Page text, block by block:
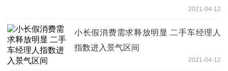
2021-04-12
小长假消费需求释放明显 二手车经理人
指数进入景气区间
2021-04-12